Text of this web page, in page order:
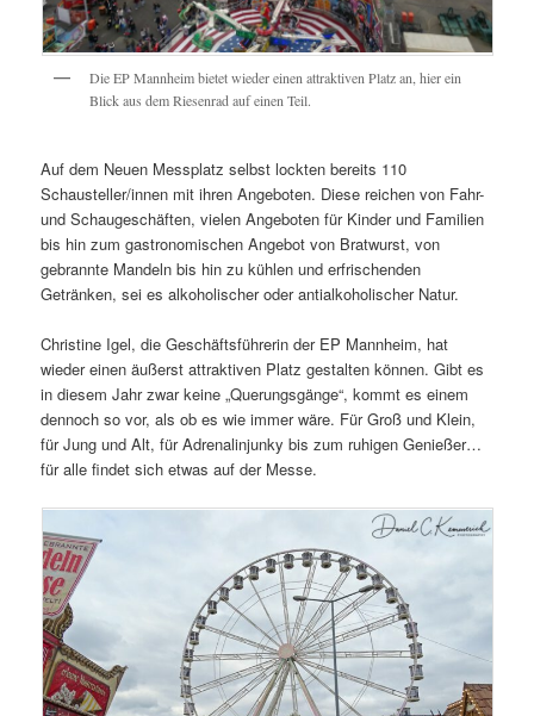
Die EP Mannheim bietet wieder einen attraktiven Platz an, hier ein
Blick aus dem Riesenrad auf einen Teil.
Auf dem Neuen Messplatz selbst lockten bereits 110
Schausteller/innen mit ihren Angeboten. Diese reichen von Fahr-
und Schaugeschäften, vielen Angeboten für Kinder und Familien
bis hin zum gastronomischen Angebot von Bratwurst, von
gebrannte Mandeln bis hin zu kühlen und erfrischenden
Getränken, sei es alkoholischer oder antialkoholischer Natur.
Christine Igel, die Geschäftsführerin der EP Mannheim, hat
wieder einen äußerst attraktiven Platz gestalten können. Gibt es
in diesem Jahr zwar keine „Querungsgänge“, kommt es einem
dennoch so vor, als ob es wie immer wäre. Für Groß und Klein,
für Jung und Alt, für Adrenalinjunky bis zum ruhigen Genießer…
für alle findet sich etwas auf der Messe.